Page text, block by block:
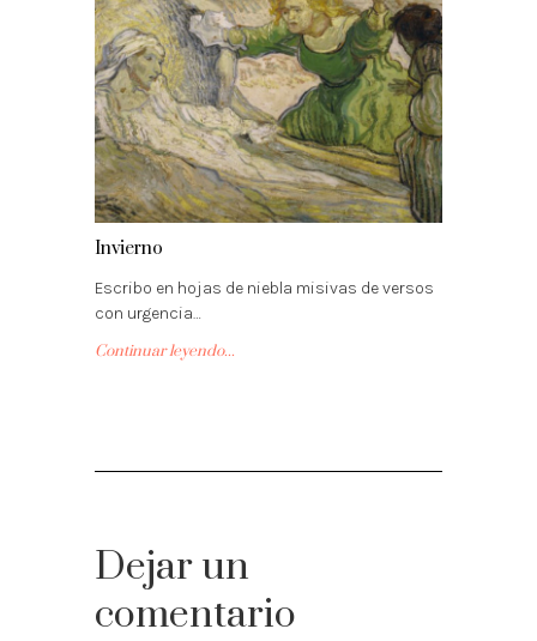
Invierno
Escribo en hojas de niebla misivas de versos
con urgencia…
Continuar leyendo...
Dejar un
comentario